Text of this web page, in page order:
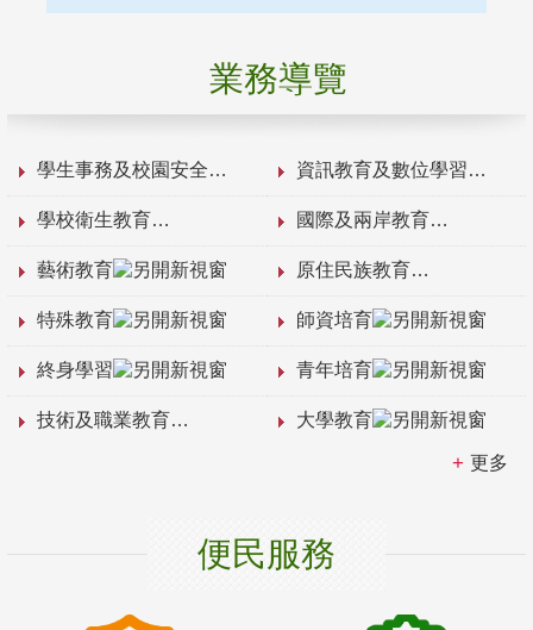
業務導覽
學生事務及校園安全 資訊教育及數位學習
學校衛生教育 國際及兩岸教育
藝術教育 原住民族教育
特殊教育 師資培育
終身學習 青年培育
技術及職業教育 大學教育
更多
便民服務